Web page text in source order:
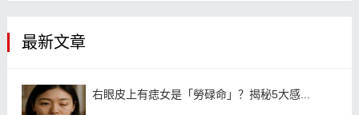
最新文章
右眼皮上有痣女是「勞碌命」？揭秘5大感...